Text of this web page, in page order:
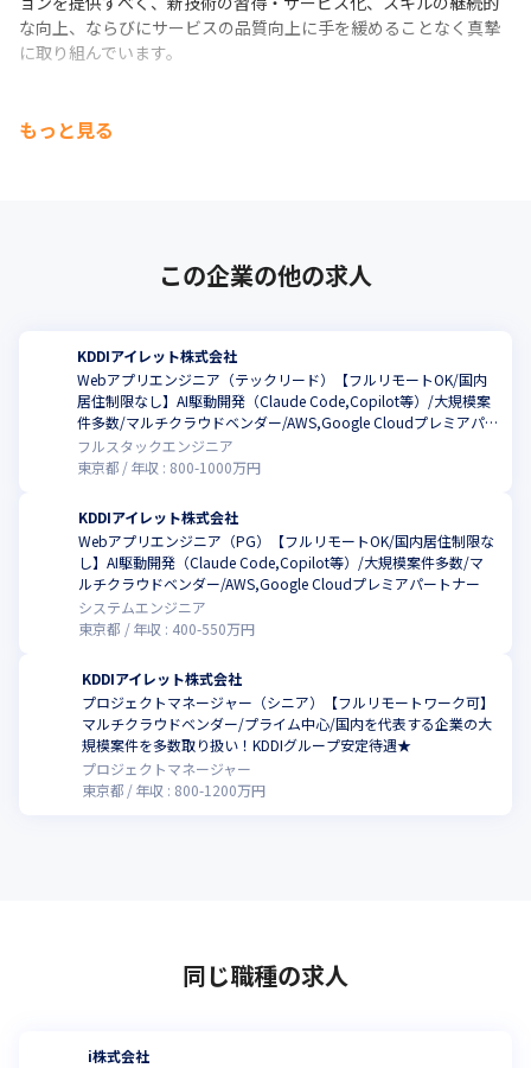
な向上、ならびにサービスの品質向上に手を緩めることなく真摯
に取り組んでいます。
もっと見る
この企業の他の求人
KDDIアイレット株式会社
Webアプリエンジニア（テックリード）【フルリモートOK/国内
居住制限なし】AI駆動開発（Claude Code,Copilot等）/大規模案
件多数/マルチクラウドベンダー/AWS,Google Cloudプレミアパ
ートナー
フルスタックエンジニア
東京都
年収 : 800-1000万円
KDDIアイレット株式会社
Webアプリエンジニア（PG）【フルリモートOK/国内居住制限な
し】AI駆動開発（Claude Code,Copilot等）/大規模案件多数/マ
ルチクラウドベンダー/AWS,Google Cloudプレミアパートナー
システムエンジニア
東京都
年収 : 400-550万円
KDDIアイレット株式会社
プロジェクトマネージャー（シニア）【フルリモートワーク可】
マルチクラウドベンダー/プライム中心/国内を代表する企業の大
規模案件を多数取り扱い！KDDIグループ安定待遇★
プロジェクトマネージャー
東京都
年収 : 800-1200万円
同じ職種の求人
i株式会社